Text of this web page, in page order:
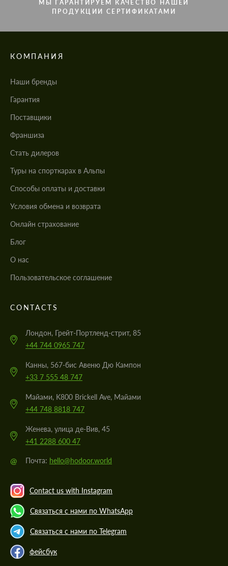
МЫ ГАРАНТИРУЕМ КАЧЕСТВО НАШЕЙ
ПРОДУКЦИИ СЕРТИФИКАТАМИ
КОМПАНИЯ
Наши бренды
Гарантия
Поставщики
Франшиза
Стать дилеров
Туры на спорткарах в Альпы
Cпособы оплаты и доставки
Условия обмена и возврата
Онлайн страхование
Блог
О нас
Пользовательское соглашение
CONTACTS
Лондон, Грейт-Портленд-стрит, 85
+44 744 0965 747
Канны, 567-бис Авеню Дю Кампон
+33 7 555 48 747
Майами, K800 Brickell Ave, Майами
+44 748 8818 747
Женева, улица де-Вив, 45
+41 2288 600 47
@ Почта: hello@hodoor.world
Contact us with Instagram
Связаться с нами по WhatsApp
Связаться с нами по Telegram
фейсбук